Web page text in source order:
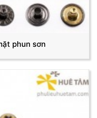
phun sơn